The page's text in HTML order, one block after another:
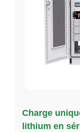
Charge
lithium en